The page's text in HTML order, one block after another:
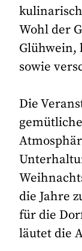
Wohl der
Glühwein,
sowie
Die
die Jahre
für die
läutet die